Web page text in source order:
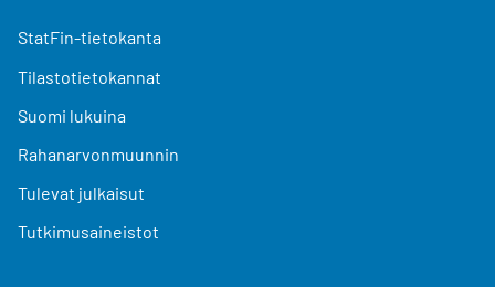
StatFin-tietokanta
Tilastotietokannat
Suomi lukuina
Rahanarvonmuunnin
Tulevat julkaisut
Tutkimusaineistot